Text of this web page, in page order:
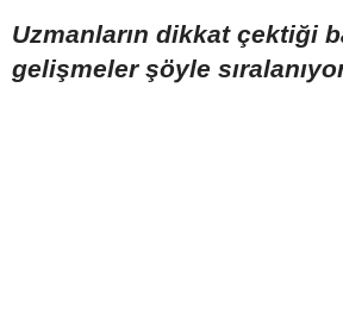
Uzmanların dikkat çektiği
gelişmeler şöyle